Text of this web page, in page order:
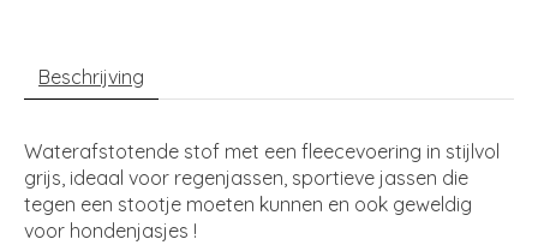
Beschrijving
Waterafstotende stof met een fleecevoering in stijlvol
grijs, ideaal voor regenjassen, sportieve jassen die
tegen een stootje moeten kunnen en ook geweldig
voor hondenjasjes !